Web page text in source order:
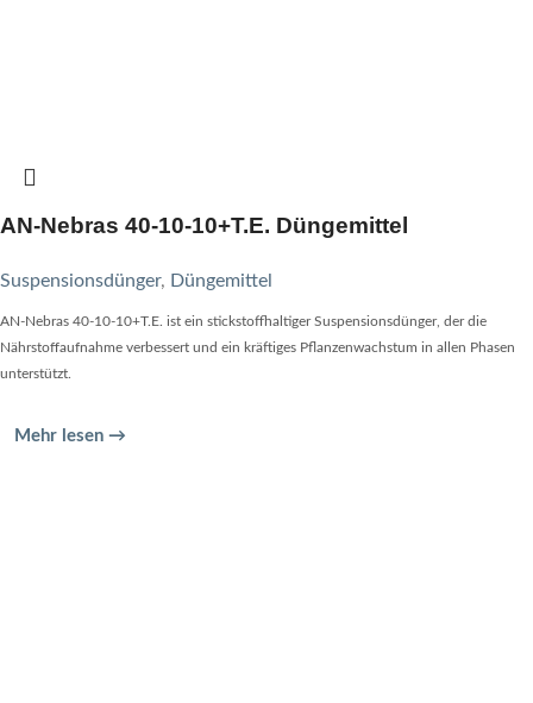
AN-Nebras 40-10-10+T.E. Düngemittel
Suspensionsdünger, Düngemittel
AN-Nebras 40-10-10+T.E. ist ein stickstoffhaltiger Suspensionsdünger, der die
Nährstoffaufnahme verbessert und ein kräftiges Pflanzenwachstum in allen Phasen
unterstützt.
Mehr lesen →